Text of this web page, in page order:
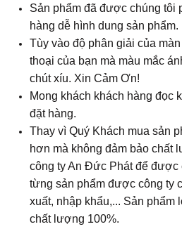
Sản phẩm đã được chúng tôi
hàng dễ hình dung sản phẩm.
Tùy vào độ phân giải của
thoại của bạn mà màu mắc
chút xíu. Xin Cảm Ơn!
Mong khách khách hàng đọc
đặt hàng.
Thay vì Quý Khách mua sản
hơn mà không đảm bảo chất
công ty An Đức Phát để được
từng sản phẩm được công ty
xuất, nhập khẩu,... Sản phẩm
chất lượng 100%.